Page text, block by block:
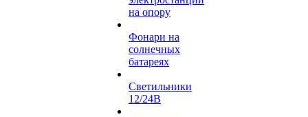
на опору
Фонари на
солнечных
батареях
Светильники
12/24В